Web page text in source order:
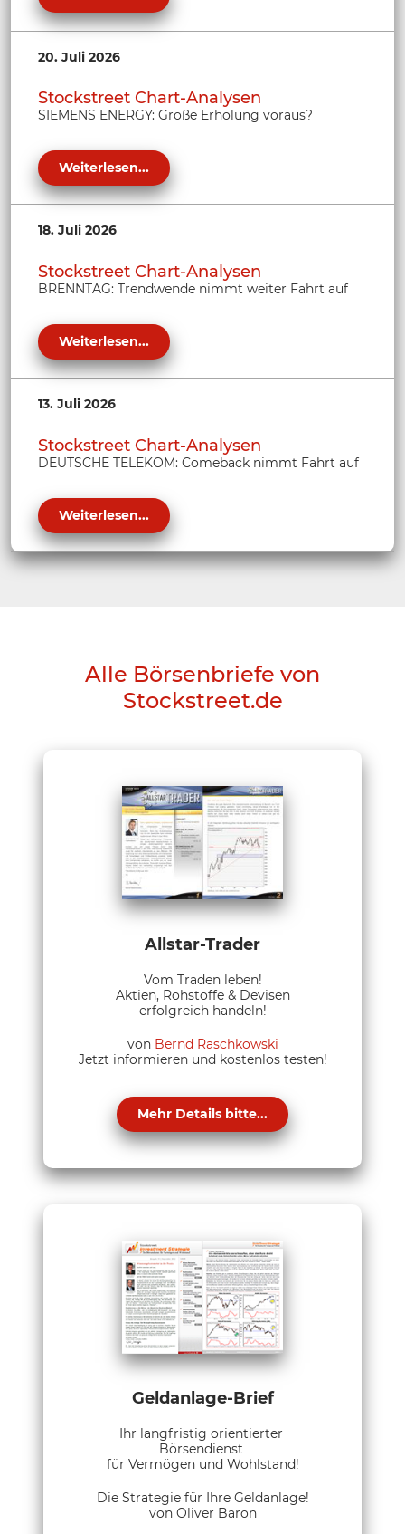
20. Juli 2026
Stockstreet Chart-Analysen
SIEMENS ENERGY: Große Erholung voraus?
Weiterlesen...
18. Juli 2026
Stockstreet Chart-Analysen
BRENNTAG: Trendwende nimmt weiter Fahrt auf
Weiterlesen...
13. Juli 2026
Stockstreet Chart-Analysen
DEUTSCHE TELEKOM: Comeback nimmt Fahrt auf
Weiterlesen...
Alle Börsenbriefe von
Stockstreet.de
Allstar-Trader
Vom Traden leben!
Aktien, Rohstoffe & Devisen
erfolgreich handeln!
von Bernd Raschkowski
Jetzt informieren und kostenlos testen!
Mehr Details bitte...
Geldanlage-Brief
Ihr langfristig orientierter
Börsendienst
für Vermögen und Wohlstand!
Die Strategie für Ihre Geldanlage!
von Oliver Baron